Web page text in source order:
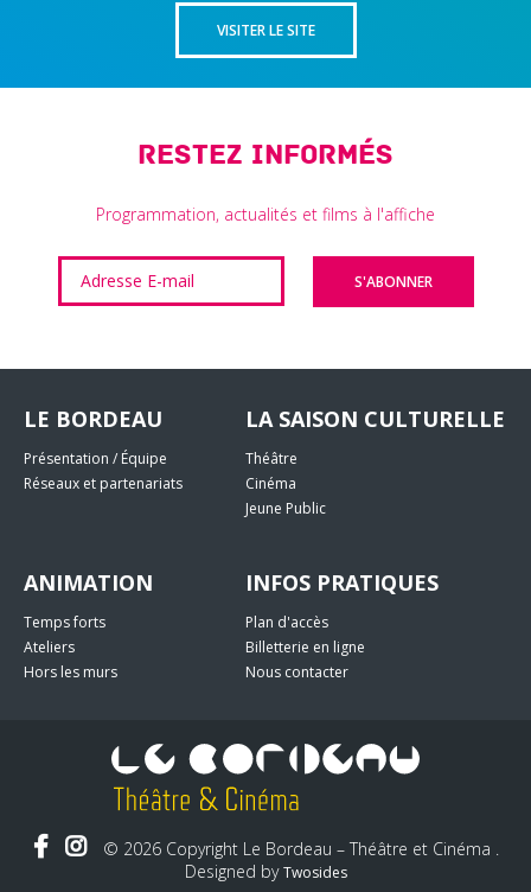
VISITER LE SITE
Restez informés
Programmation, actualités et films à l'affiche
LE BORDEAU
Présentation / Équipe
Réseaux et partenariats
LA SAISON CULTURELLE
Théâtre
Cinéma
Jeune Public
ANIMATION
Temps forts
Ateliers
Hors les murs
INFOS PRATIQUES
Plan d'accès
Billetterie en ligne
Nous contacter
© 2026 Copyright Le Bordeau – Théâtre et Cinéma .
Designed byTwosides